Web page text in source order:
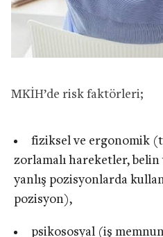
MKİH’de risk faktörleri;
fiziksel ve ergonomik
zorlamalı hareketler,
yanlış pozisyonlarda
pozisyon),
psikososyal (iş